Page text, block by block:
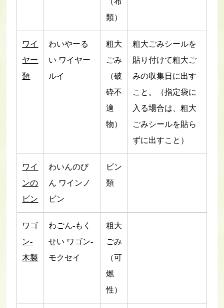
類）
ワイ
ヤー
類
わいやーる
い ワイヤー
ルイ
粗大
ごみ
（破
砕不
適
物）
粗大ごみシールを
貼り付けて粗大ご
みの収集日に出す
こと。（指定袋に
入る場合は、粗大
ごみシールを貼ら
ずに出すこと）
ワイ
ンの
ビン
わいんのび
ん ワインノ
ビン
ビン
類
ワゴ
ン-
木製
わごん-もく
せい ワゴン-
モクセイ
粗大
ごみ
（可
燃
性）